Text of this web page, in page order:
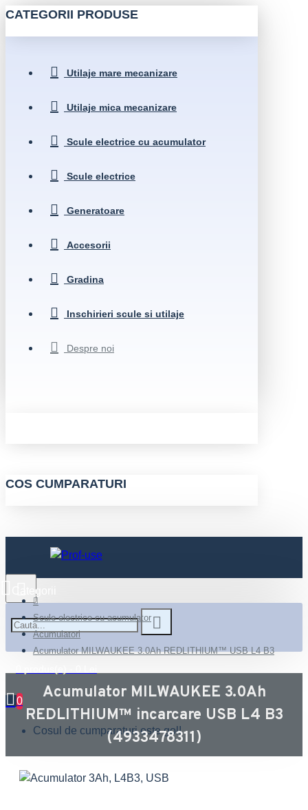
CATEGORII PRODUSE
Utilaje mare mecanizare
Utilaje mica mecanizare
Scule electrice cu acumulator
Scule electrice
Generatoare
Accesorii
Gradina
Inschirieri scule si utilaje
Despre noi
COS CUMPARATURI
0
Cosul de cumparaturi este gol!
Scule electrice cu acumulator
Acumulatori
Acumulator MILWAUKEE 3.0Ah REDLITHIUM™ USB L4 B3
Acumulator MILWAUKEE 3.0Ah
REDLITHIUM™ incarcare USB L4 B3
(4933478311)